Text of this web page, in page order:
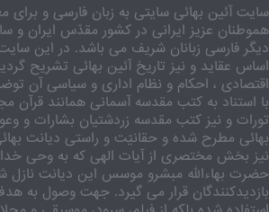
سایت آئین بهائی سایتی به زبان فارسی و برای
هموطنان عزیز ایرانی در کشور مقدّس ایران و
دیگر فارسی زبانان شریف می باشد. در این
اساس عقاید و نیز تاریخ آئین بهائی تشریح
اقتصادی ، احکام و نظام اداری و سیاسی آن
با استناد به کتب مقدسه آسمانی همانند قرآن
تورات و نیز کتب مقدسه زردشتیان بشارات و
بهائی مطرح شده و حقانیّت و راستی دیانت
نیز بخش مختصری از آیات الهی که به وحی
حضرت بهاءالله مبشرو موسس این دیانت
بازدیدکنندگان قرار می گیرد. جهت وصول به